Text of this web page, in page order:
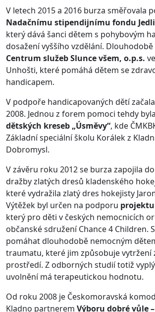
V letech 2015 a 2016 burza směřovala
Nadačnímu stipendijnímu fondu
který dává šanci dětem s pohybovým
dosažení vyššího vzdělání.
Centrum služeb Slunce všem, o.p.s.
Unhošti, které pomáhá dětem se
handicapem.
V podpoře handicapovaných dětí
2008. Jednou z forem pomoci tehdy
dětských kreseb „Úsměvy“, kde
Základní speciální školu Korálek z
Dobromysl.
V závěru roku 2012 se burza zapojila
dražby zlatých dresů kladenského
které vydražila zlatý dres hokejisty
Výtěžek byl určen na podporu
který pro děti v českých nemocnicích
občanské sdružení Chance 4 Children.
pomáhat dlouhodobě nemocným
traumatu, které jim způsobuje vytržení
prostředí. Z odborných studií totiž
uvolnění má terapeutickou hodnotu.
Od roku 2008 je Českomoravská
Kladno partnerem Výboru dobré vůle